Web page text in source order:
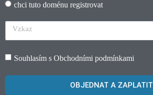
chci tuto doménu registrovat
Souhlasím s Obchodními podmínkami
OBJEDNAT A ZAPLATIT